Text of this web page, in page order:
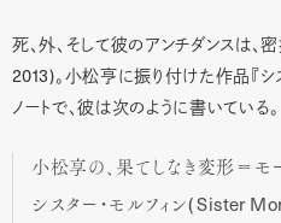
死、外、そして彼のアンチダンスは
2013)。小松亨に振り付けた作品『シ
ノートで、彼は次のように書いている。
小松享の、果てしなき変形＝モ
シスター・モルフィン( Sister